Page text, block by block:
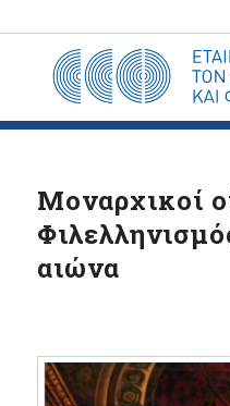
Μοναρχικοί
αιώνα